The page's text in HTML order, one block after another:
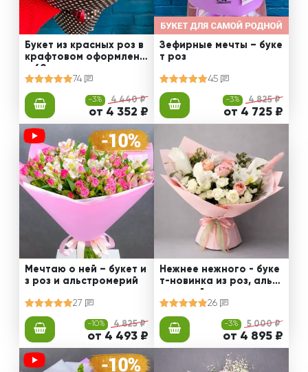
Букет из красных роз в
крафтовом оформлени
и 60 см
74
-3% 4 440 ₽
от 4 352 ₽
Зефирные мечты – буке
т роз
45
-3% 4 825 ₽
от 4 725 ₽
Мечтаю о ней – букет и
з роз и альстромерий
27
-10% 4 825 ₽
от 4 493 ₽
Нежнее нежного - буке
т-новинка из роз, альст
ромерий и калл
26
-3% 5 000 ₽
от 4 895 ₽